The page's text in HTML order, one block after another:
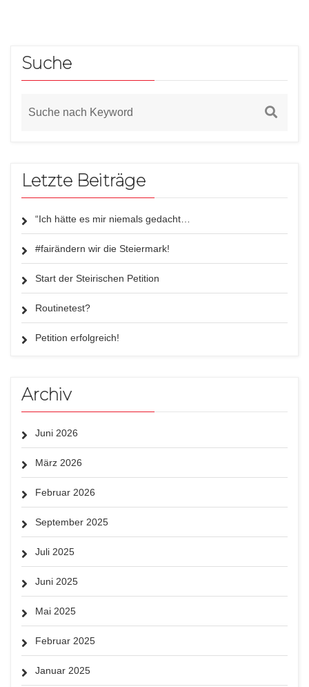
Suche
Letzte Beiträge
“Ich hätte es mir niemals gedacht…
#fairändern wir die Steiermark!
Start der Steirischen Petition
Routinetest?
Petition erfolgreich!
Archiv
Juni 2026
März 2026
Februar 2026
September 2025
Juli 2025
Juni 2025
Mai 2025
Februar 2025
Januar 2025